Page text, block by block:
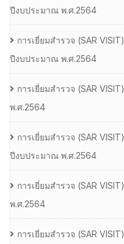
ปีงบประมาณ พ.ศ.2564
การเยี่ยมสํารวจ (SAR
ปีงบประมาณ พ.ศ.2564
การเยี่ยมสํารวจ (SAR
พ.ศ.2564
การเยี่ยมสํารวจ (SAR
ปีงบประมาณ พ.ศ.2564
การเยี่ยมสํารวจ (SAR
พ.ศ.2564
การเยี่ยมสํารวจ (SAR